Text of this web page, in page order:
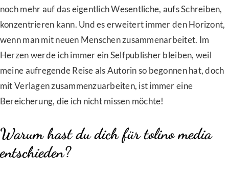
noch mehr auf das eigentlich Wesentliche, aufs Schreiben,
konzentrieren kann. Und es erweitert immer den Horizont,
wenn man mit neuen Menschen zusammenarbeitet. Im
Herzen werde ich immer ein Selfpublisher bleiben, weil
meine aufregende Reise als Autorin so begonnen hat, doch
mit Verlagen zusammenzuarbeiten, ist immer eine
Bereicherung, die ich nicht missen möchte!
Warum hast du dich für tolino media
entschieden?